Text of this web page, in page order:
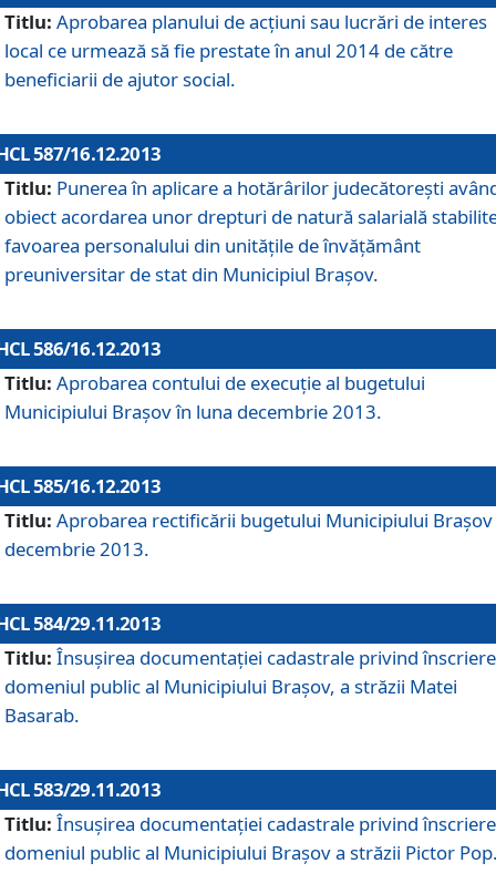
Titlu: Aprobarea planului de acţiuni sau lucrări de interes
local ce urmează să fie prestate în anul 2014 de către
beneficiarii de ajutor social.
587/16.12.2013
Titlu: Punerea în aplicare a hotărârilor judecătoreşti
obiect acordarea unor drepturi de natură salarială
favoarea personalului din unităţile de învăţământ
preuniversitar de stat din Municipiul Braşov.
586/16.12.2013
Titlu: Aprobarea contului de execuţie al bugetului
Municipiului Braşov în luna decembrie 2013.
585/16.12.2013
Titlu: Aprobarea rectificării bugetului Municipiului Braşov
decembrie 2013.
584/29.11.2013
Titlu: Însuşirea documentaţiei cadastrale privind
domeniul public al Municipiului Braşov, a străzii Matei
Basarab.
583/29.11.2013
Titlu: Însuşirea documentaţiei cadastrale privind
domeniul public al Municipiului Braşov a străzii Pictor